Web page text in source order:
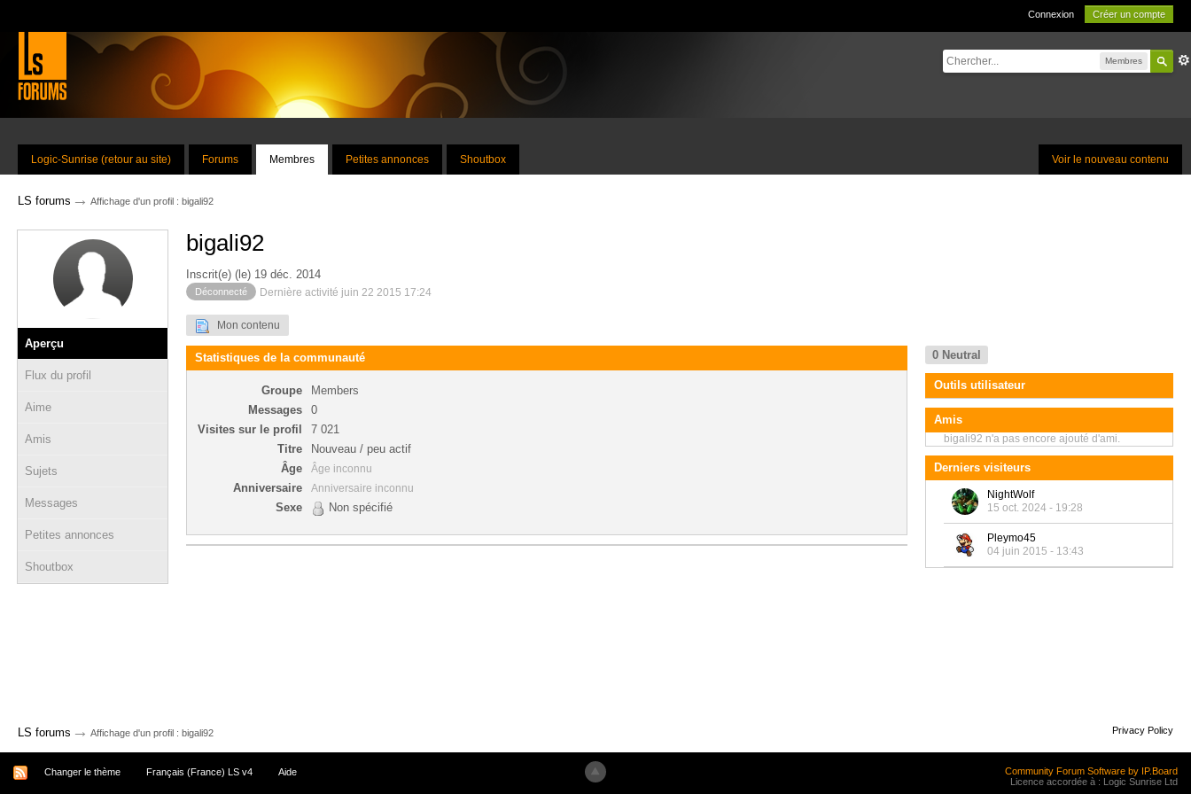
Connexion Créer un compte
Membres
Voir le nouveau contenu
Logic-Sunrise (retour au site) Forums Membres Petites annonces Shoutbox
LS forums → Affichage d'un profil : bigali92
Aperçu
Flux du profil
Aime
Amis
Sujets
Messages
Petites annonces
Shoutbox
bigali92
Inscrit(e) (le) 19 déc. 2014
Déconnecté Dernière activité juin 22 2015 17:24
Mon contenu
Statistiques de la communauté
Groupe
Members
Messages
0
Visites sur le profil
7 021
Titre
Nouveau / peu actif
Âge
Âge inconnu
Anniversaire Anniversaire inconnu
Sexe Non spécifié
0 Neutral
Outils utilisateur
Amis
bigali92 n'a pas encore ajouté d'ami.
Derniers visiteurs
NightWolf
15 oct. 2024 - 19:28
Pleymo45
04 juin 2015 - 13:43
LS forums → Affichage d'un profil : bigali92 Privacy Policy
Changer le thème Français (France) LS v4 Aide
Community Forum Software by IP.Board
Licence accordée à : Logic Sunrise Ltd